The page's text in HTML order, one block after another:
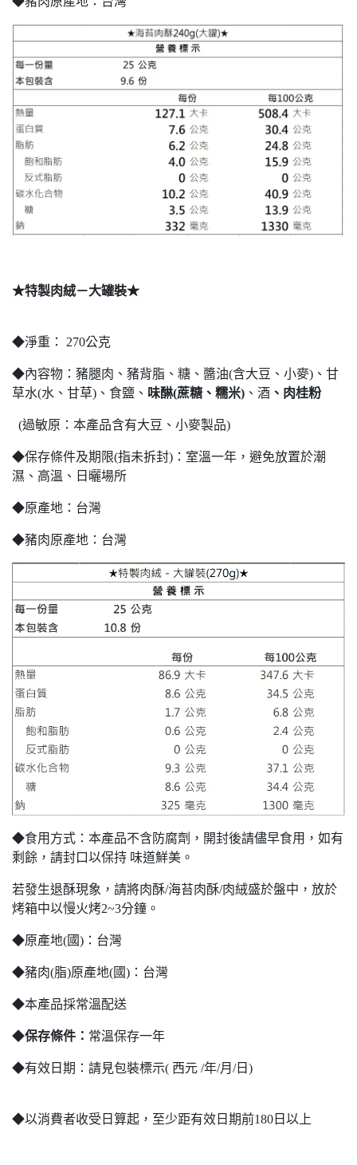
★特製肉絨－大罐裝★
◆淨重： 270公克
◆內容物：豬腿肉、豬背脂、糖、醬油(含大豆、小麥)、甘
草水(水、甘草)、食鹽、 味醂(蔗糖、 糯米) 、酒 、肉桂粉
(過敏原：本產品含有大豆、小麥製品)
◆保存條件及期限(指未拆封)：室溫一年，避免放置於潮
濕、高溫、日曬場所
◆原產地：台灣
◆豬肉原產地：台灣
◆食用方式：本產品不含防腐劑，開封後請儘早食用，如有
剩餘，請封口以保持 味道鮮美。
若發生退酥現象，請將肉酥/海苔肉酥/肉絨盛於盤中，放於
烤箱中以慢火烤2~3分鐘。
◆原產地(國)：台灣
◆豬肉(脂)原產地(國)：台灣
◆本產品採常溫配送
◆保存條件： 常溫保存一年
◆有效日期：請見包裝標示( 西元 /年/月/日)
◆以消費者收受日算起，至少距有效日期前180日以上